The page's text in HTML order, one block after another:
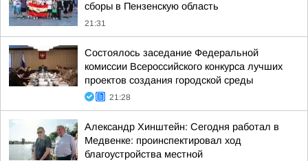
сборы в Пензенскую область
21:31
Состоялось заседание Федеральной
комиссии Всероссийского конкурса лучших
проектов создания городской среды
21:28
Александр Хинштейн: Сегодня работал в
Медвенке: проинспектировал ход
благоустройства местной